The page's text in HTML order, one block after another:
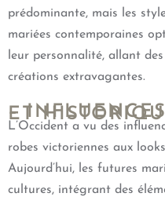
prédominante, mais les
mariées contemporaines
leur personnalité, allant
créations extravagantes.
–
ET
L’Occident a vu des
robes victoriennes aux
Aujourd’hui, les futures
cultures, intégrant des